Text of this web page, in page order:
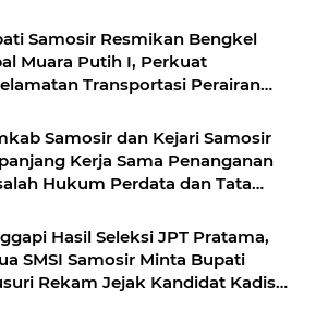
Samosir Resmikan Bengkel
Muara Putih I, Perkuat
Transportasi Perairan
Samosir dan Kejari Samosir
Kerja Sama Penanganan
Hukum Perdata dan Tata
Hasil Seleksi JPT Pratama,
SMSI Samosir Minta Bupati
Rekam Jejak Kandidat Kadis